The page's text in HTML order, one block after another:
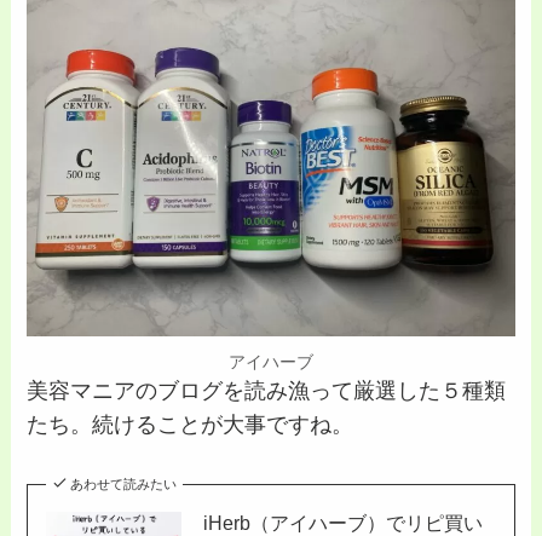
アイハーブ
美容マニアのブログを読み漁って厳選した５種類
たち。続けることが大事ですね。
あわせて読みたい
iHerb（アイハーブ）でリピ買い